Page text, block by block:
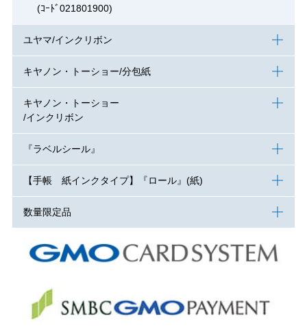
(ｺｰﾄﾞ021801900)
ユヤマ/インクリボン
キヤノン・トーショー/分包紙
キヤノン・トーショー
/インクリボン
『ラベルシール』
【手帳 紙インクタイプ】『ロール』(紙)
数量限定品